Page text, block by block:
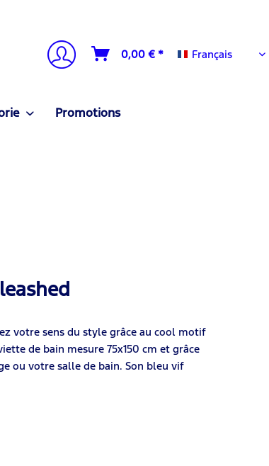
0,00 € * Français
Français
Promotions
votre sens du style grâce au cool motif
de bain mesure 75x150 cm et grâce
ou votre salle de bain. Son bleu vif